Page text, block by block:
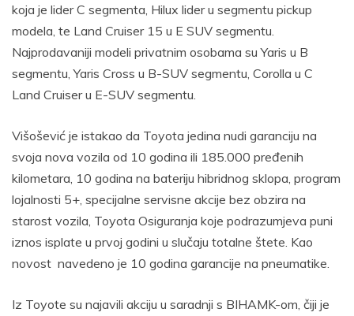
koja je lider C segmenta, Hilux lider u segmentu pickup
modela, te Land Cruiser 15 u E SUV segmentu.
Najprodavaniji modeli privatnim osobama su Yaris u B
segmentu, Yaris Cross u B-SUV segmentu, Corolla u C
Land Cruiser u E-SUV segmentu.
Višošević je istakao da Toyota jedina nudi garanciju na
svoja nova vozila od 10 godina ili 185.000 pređenih
kilometara, 10 godina na bateriju hibridnog sklopa, program
lojalnosti 5+, specijalne servisne akcije bez obzira na
starost vozila, Toyota Osiguranja koje podrazumjeva puni
iznos isplate u prvoj godini u slučaju totalne štete. Kao
novost navedeno je 10 godina garancije na pneumatike.
Iz Toyote su najavili akciju u saradnji s BIHAMK-om, čiji je